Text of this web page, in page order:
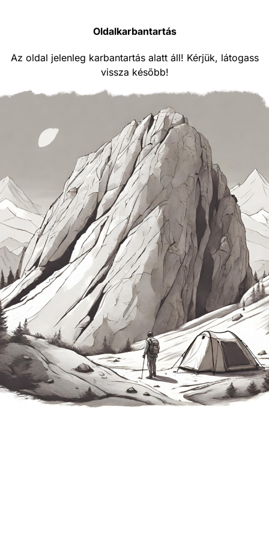
Oldalkarbantartás
Az oldal jelenleg karbantartás alatt áll! Kérjük, látogass
vissza később!